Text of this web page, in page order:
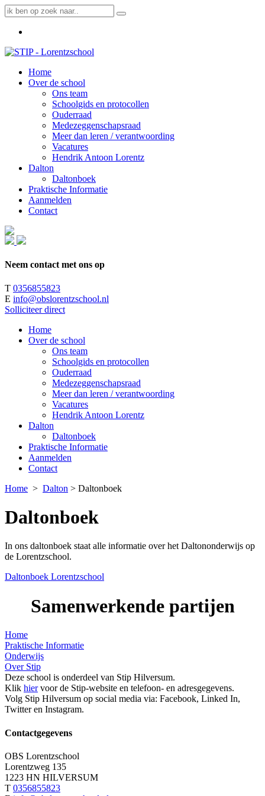
Home
Over de school
Ons team
Schoolgids en protocollen
Ouderraad
Medezeggenschapsraad
Meer dan leren / verantwoording
Vacatures
Hendrik Antoon Lorentz
Dalton
Daltonboek
Praktische Informatie
Aanmelden
Contact
Neem contact met ons op
T 0356855823
E info@obslorentzschool.nl
Solliciteer direct
Home
Over de school
Ons team
Schoolgids en protocollen
Ouderraad
Medezeggenschapsraad
Meer dan leren / verantwoording
Vacatures
Hendrik Antoon Lorentz
Dalton
Daltonboek
Praktische Informatie
Aanmelden
Contact
Home > Dalton > Daltonboek
Daltonboek
In ons daltonboek staat alle informatie over het Daltononderwijs op
de Lorentzschool.
Daltonboek Lorentzschool
Samenwerkende partijen
Home
Praktische Informatie
Onderwijs
Over Stip
Deze school is onderdeel van Stip Hilversum.
Klik hiervoor de Stip-website en telefoon- en adresgegevens.
Volg Stip Hilversum op social media via: Facebook, Linked In,
Twitter en Instagram.
Contactgegevens
OBS Lorentzschool
Lorentzweg 135
1223 HN HILVERSUM
T 0356855823